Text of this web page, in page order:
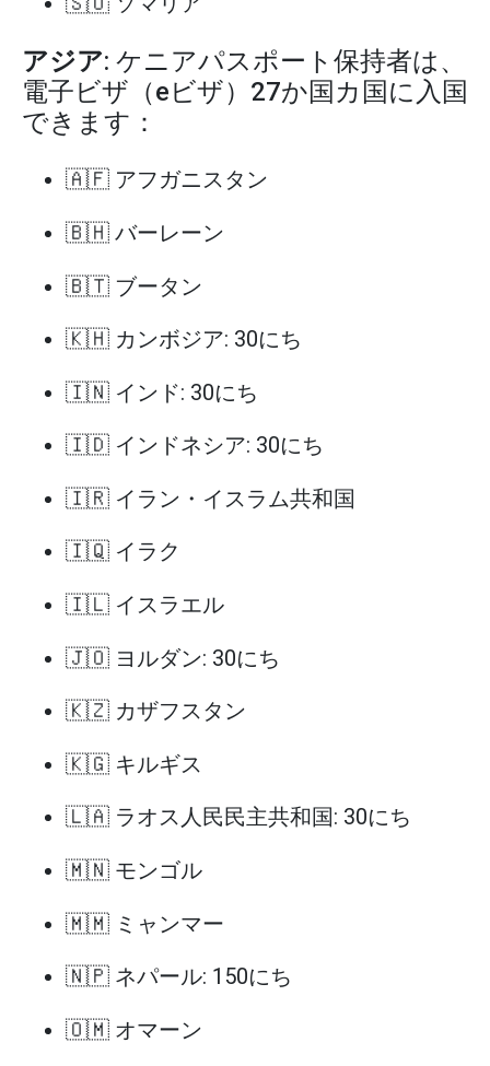
アジア: ケニアパスポート保持者は、
電子ビザ（eビザ）27か国カ国に入国
できます：
🇦🇫 アフガニスタン
🇧🇭 バーレーン
🇧🇹 ブータン
🇰🇭 カンボジア: 30にち
🇮🇳 インド: 30にち
🇮🇩 インドネシア: 30にち
🇮🇷 イラン・イスラム共和国
🇮🇶 イラク
🇮🇱 イスラエル
🇯🇴 ヨルダン: 30にち
🇰🇿 カザフスタン
🇰🇬 キルギス
🇱🇦 ラオス人民民主共和国: 30にち
🇲🇳 モンゴル
🇲🇲 ミャンマー
🇳🇵 ネパール: 150にち
🇴🇲 オマーン